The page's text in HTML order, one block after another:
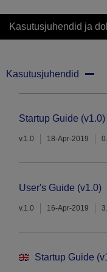
Kasutusjuhendid ja
Kasutusjuhendid
Startup Guide (v1.0)
v.1.0 18-Apr-2019
User's Guide (v1.0)
v.1.0 16-Apr-2019
Startup Guide